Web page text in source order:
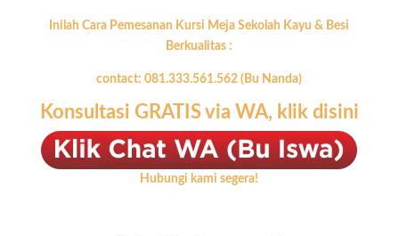
Inilah Cara Pemesanan Kursi Meja Sekolah Kayu & Besi
Berkualitas :
contact: 081.333.561.562 (Bu Nanda)
Konsultasi GRATIS via WA, klik disini
Hubungi kami segera!